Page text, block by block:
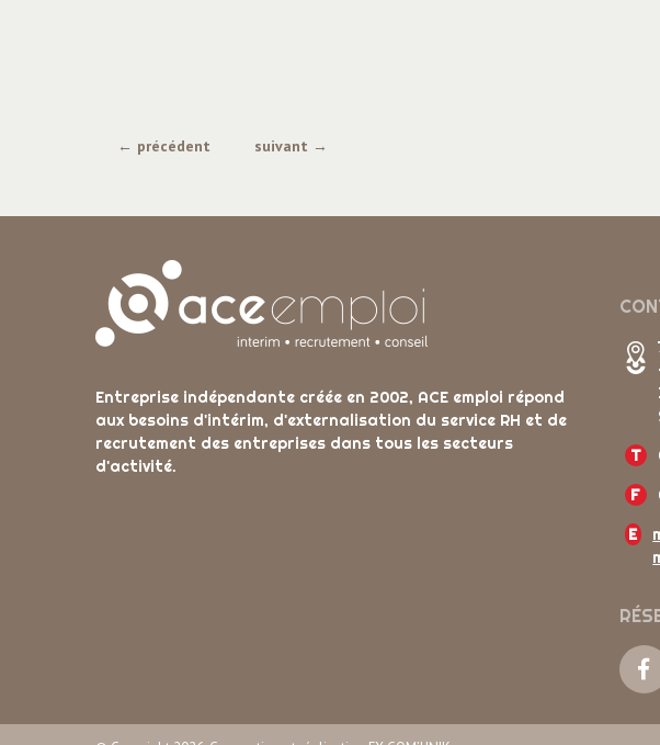
← précédent suivant →
Entreprise indépendante créée en 2002, ACE emploi répond
aux besoins d'intérim, d'externalisation du service RH et de
recrutement des entreprises dans tous les secteurs
d'activité.
T
F
E